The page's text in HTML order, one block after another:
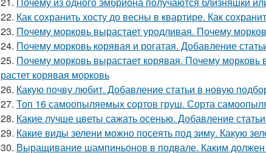
22. Как сохранить хосту до весны в квартире. Как
23. Почему морковь вырастает уродливая. Почему
24. Почему морковь корявая и рогатая. Добавление
25. Почему морковь вырастает корявая. Почему
растет корявая морковь
26. Какую почву любит. Добавление статьи в новую
27. Топ 16 самоопыляемых сортов груш. Сорта
28. Какие лучше цветы сажать осенью. Добавление
29. Какие виды зелени можно посеять под зиму. Какую
30. Выращивание шампиньонов в подвале. Каким